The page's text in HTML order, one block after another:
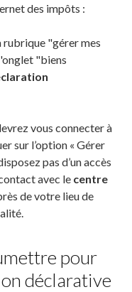
des impôts :
rubrique "gérer mes
"biens
vous connecter à
sur l’option « Gérer
pas d’un accès
avec le centre
de votre lieu de
pour
déclarative